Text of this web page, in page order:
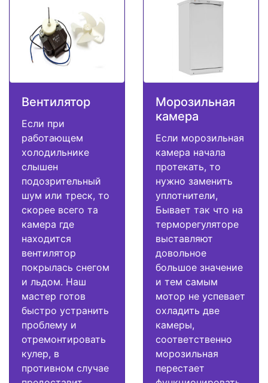
Вентилятор
Если при
работающем
холодильнике
слышен
подозрительный
шум или треск, то
скорее всего та
камера где
находится
вентилятор
покрылась снегом
и льдом. Наш
мастер готов
быстро устранить
проблему и
отремонтировать
кулер, в
противном случае
Морозильная
камера
Если морозильная
камера начала
протекать, то
нужно заменить
уплотнители,
Бывает так что на
терморегуляторе
выставляют
довольное
большое значение
и тем самым
мотор не успевает
охладить две
камеры,
соответственно
морозильная
перестает